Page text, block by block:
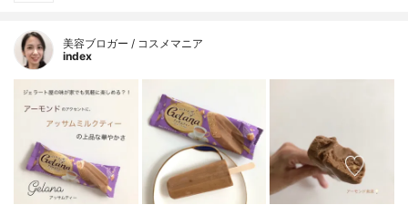
美容ブロガー / コスメマニア
index